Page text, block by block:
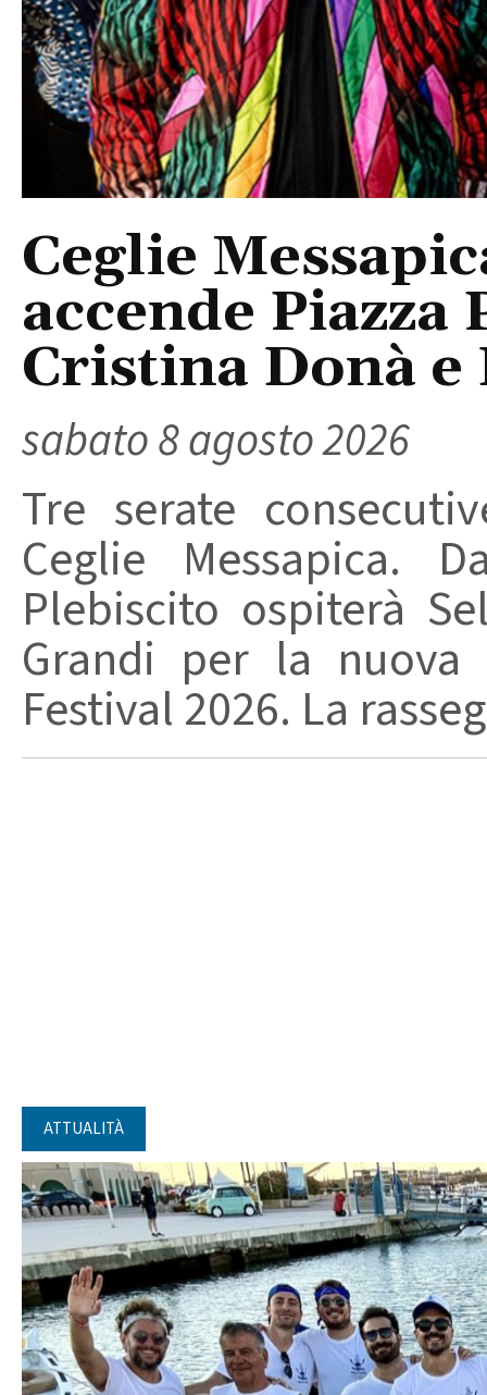
Ceglie
accende
Cristina Donà
sabato 8 agosto 2026
Tre serate
Ceglie Messapica.
Plebiscito ospiterà
Grandi per la
Festival 2026. La
ATTUALITÀ